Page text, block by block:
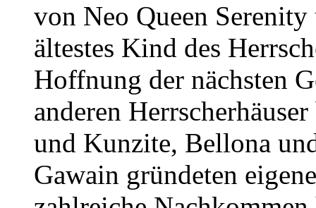
von Neo Queen
ältestes Kind des
Hoffnung der nächsten
anderen
und Kunzite, Bellona
Gawain gründeten